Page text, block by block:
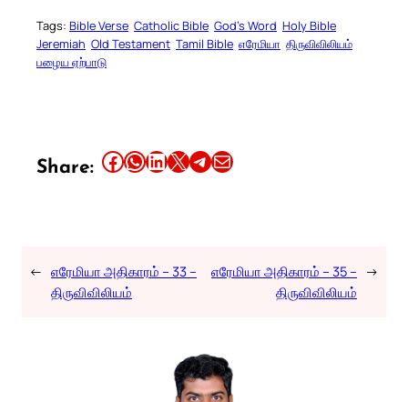
Tags: Bible Verse Catholic Bible God’s Word Holy Bible
Jeremiah Old Testament Tamil Bible எரேமியா திருவிவிலியம்
பழைய ஏற்பாடு
Share: Share this article on Facebook Share this article on WhatsApp Share this article on LinkedIn Share this article on X Share this article on TelegramEmail this Article
← எரேமியா அதிகாரம் – 33 –
திருவிவிலியம்
எரேமியா அதிகாரம் – 35 –
திருவிவிலியம்
→